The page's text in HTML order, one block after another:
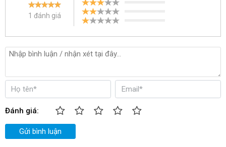
1 đánh giá
Đánh giá:
Gửi bình luận